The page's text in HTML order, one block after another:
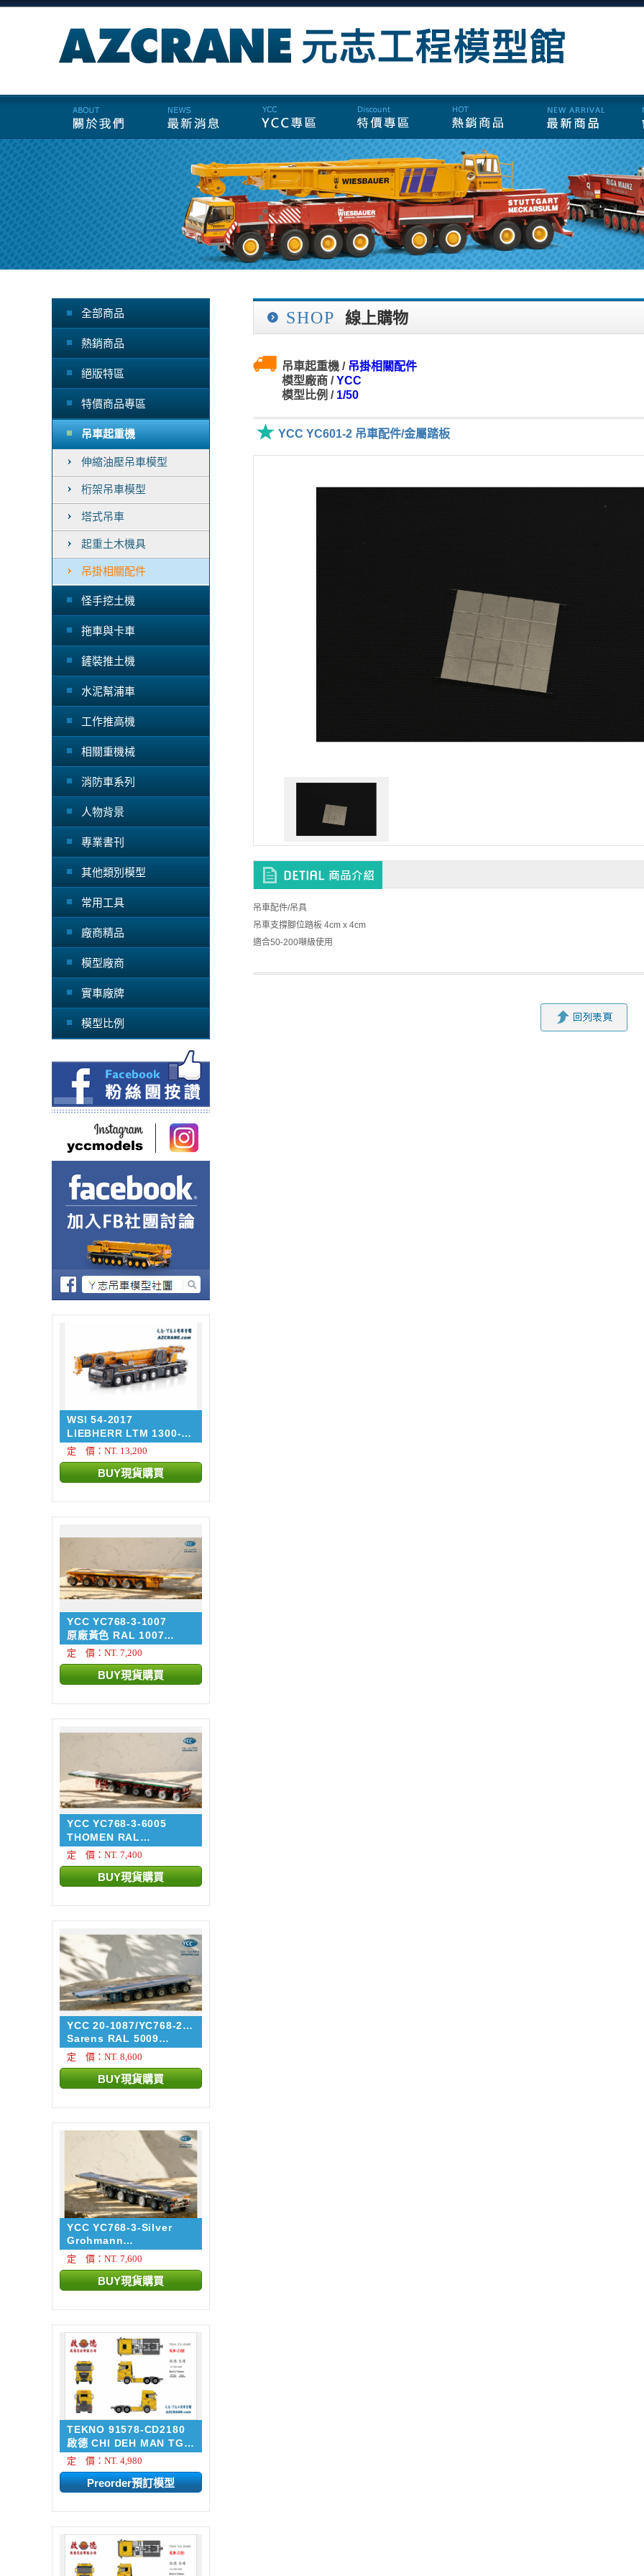
全部商品
熱銷商品
絕版特區
特價商品專區
吊車起重機
伸縮油壓吊車模型
桁架吊車模型
塔式吊車
起重土木機具
吊掛相關配件
怪手挖土機
拖車與卡車
鏟裝推土機
水泥幫浦車
工作推高機
相關重機械
消防車系列
人物背景
專業書刊
其他類別模型
常用工具
廠商精品
模型廠商
實車廠牌
模型比例
WSI 54-2017
LIEBHERR LTM 1300-
6.4 + ...
定 價：NT. 13,200
YCC YC768-3-1007
原廠黃色 RAL 1007
NOOTEB...
定 價：NT. 7,200
YCC YC768-3-6005
THOMEN RAL
6005/3002 NOO...
定 價：NT. 7,400
YCC 20-1087/YC768-2-
5009
Sarens RAL 5009
NOOTEBOO...
定 價：NT. 8,600
YCC YC768-3-Silver
Grohmann
NOOTEBOOM EUROT...
定 價：NT. 7,600
TEKNO 91578-CD2180
啟德 CHI DEH MAN TGX
33....
定 價：NT. 4,980
SHOP 線上購物
吊車起重機 / 吊掛相關配件
模型廠商 /YCC
模型比例 / 1/50
YCC YC601-2 吊車配件/金屬踏板
吊車配件/吊具
吊車支撐腳位踏板 4cm x 4cm
適合50-200噸級使用